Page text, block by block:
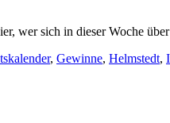
wer sich in dieser Woche
, Gewinne, Helmstedt,